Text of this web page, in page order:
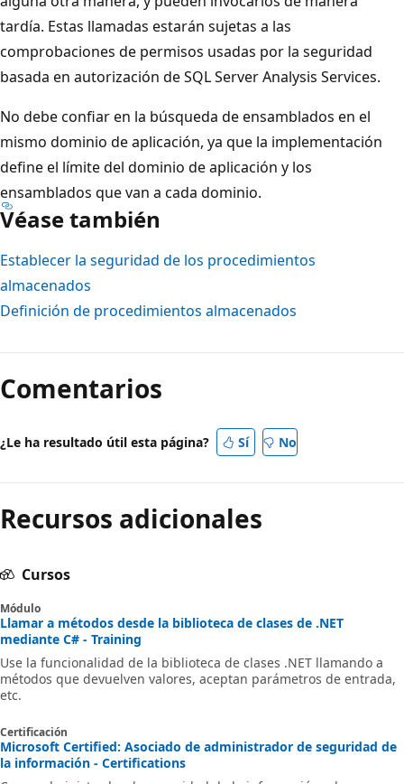
tardía. Estas llamadas estarán sujetas a las
comprobaciones de permisos usadas por la seguridad
basada en autorización de SQL Server Analysis Services.
No debe confiar en la búsqueda de ensamblados en el
mismo dominio de aplicación, ya que la implementación
define el límite del dominio de aplicación y los
ensamblados que van a cada dominio.
Véase también
Establecer la seguridad de los procedimientos
almacenados
Definición de procedimientos almacenados
Comentarios
¿Le ha resultado útil esta página? Sí No
Recursos adicionales
Cursos
Módulo
Llamar a métodos desde la biblioteca de clases de .NET
mediante C# - Training
Use la funcionalidad de la biblioteca de clases .NET llamando a
métodos que devuelven valores, aceptan parámetros de entrada,
etc.
Certificación
Microsoft Certified: Asociado de administrador de seguridad de
la información - Certifications